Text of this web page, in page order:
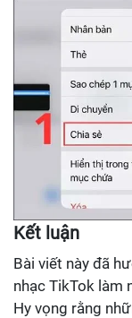
Kết luận
Bài viết này đã
nhạc TikTok làm
Hy vọng rằng